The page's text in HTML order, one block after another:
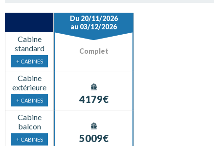
Cabine
standard
+ CABINES
Cabine
extérieure
+ CABINES
Cabine
balcon
+ CABINES
Du 20/11/2026
au 03/12/2026
Complet
4179€
5009€